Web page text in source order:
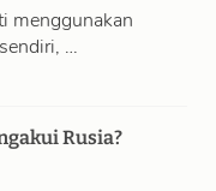
menggunakan
…
Rusia?